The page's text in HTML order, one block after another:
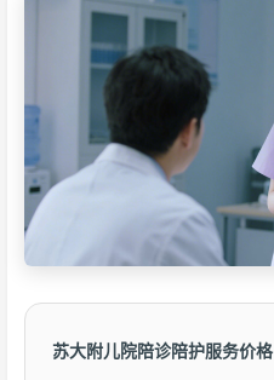
苏大附儿院陪诊陪护服务价格